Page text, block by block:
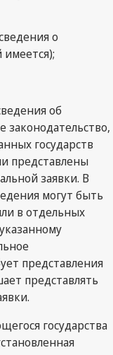
о
имеется);
об
законодательство,
государств
представлены
заявки. В
могут быть
в отдельных
представления
представлять
государства